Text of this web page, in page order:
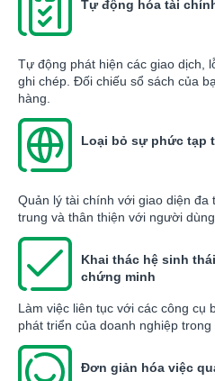
Tự động hóa tài
Tự động phát hiện các giao dịch,
ghi chép. Đối chiếu sổ sách của
hàng.
Loại bỏ sự phức tạp
Quản lý tài chính với giao diện đa
trung và thân thiện với người dùng.
Khai thác hệ sinh
chứng minh
Làm việc liên tục với các công cụ
phát triển của doanh nghiệp trong
Đơn giản hóa việc